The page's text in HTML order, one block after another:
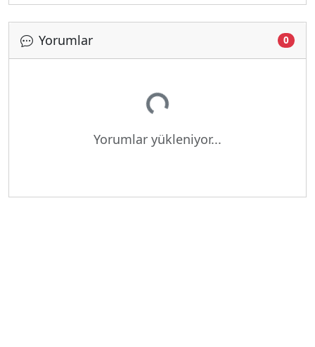
Yorumlar 0
Yükleniyor...
Yorumlar yükleniyor...